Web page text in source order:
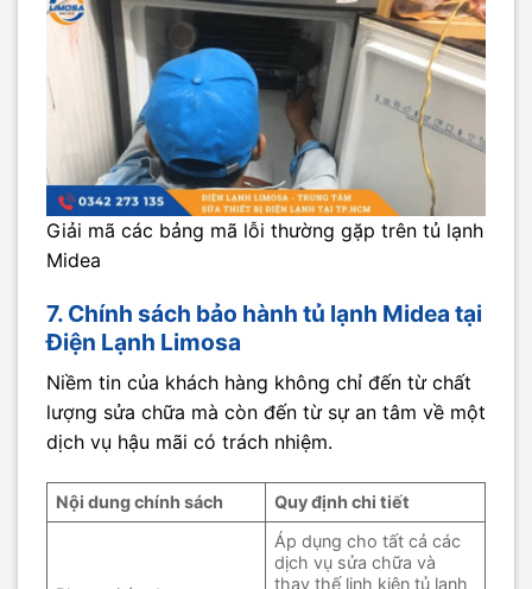
Giải mã các bảng mã lỗi thường gặp trên tủ lạnh
Midea
7. Chính sách bảo hành tủ lạnh Midea tại
Điện Lạnh Limosa
Niềm tin của khách hàng không chỉ đến từ chất
lượng sửa chữa mà còn đến từ sự an tâm về một
dịch vụ hậu mãi có trách nhiệm.
Nội dung chính sách Quy định chi tiết
Áp dụng cho tất cả các
dịch vụ sửa chữa và
thay thế linh kiện tủ lạnh